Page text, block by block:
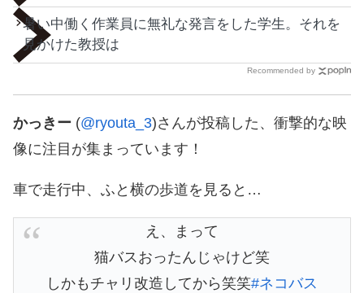
暑い中働く作業員に無礼な発言をした学生。それを
見かけた教授は
Recommended by
かっきー (@ryouta_3)さんが投稿した、衝撃的な映
像に注目が集まっています！
車で走行中、ふと横の歩道を見ると…
え、まって
猫バスおったんじゃけど笑
しかもチャリ改造してから笑笑#ネコバス